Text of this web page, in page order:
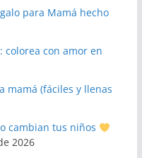
para Mamá hecho
colorea con amor en
mamá (fáciles y llenas
cambian tus niños
2026